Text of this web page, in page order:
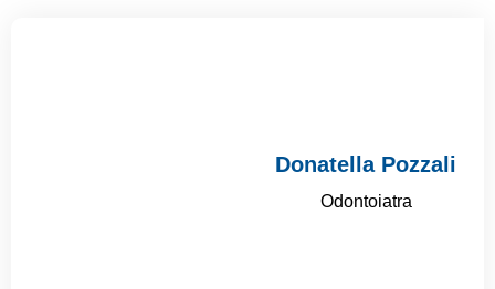
Donatella Pozzali
Odontoiatra